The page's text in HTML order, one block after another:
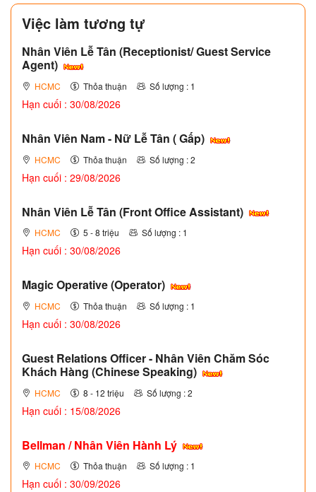
Việc làm tương tự
Nhân Viên Lễ Tân (Receptionist/ Guest Service
Agent)
HCMC Thỏa thuận Số lượng : 1
Hạn cuối : 30/08/2026
Nhân Viên Nam - Nữ Lễ Tân ( Gấp)
HCMC Thỏa thuận Số lượng : 2
Hạn cuối : 29/08/2026
Nhân Viên Lễ Tân (Front Office Assistant)
HCMC 5 - 8 triệu Số lượng : 1
Hạn cuối : 30/08/2026
Magic Operative (Operator)
HCMC Thỏa thuận Số lượng : 1
Hạn cuối : 30/08/2026
Guest Relations Officer - Nhân Viên Chăm Sóc
Khách Hàng (Chinese Speaking)
HCMC 8 - 12 triệu Số lượng : 2
Hạn cuối : 15/08/2026
Bellman / Nhân Viên Hành Lý
HCMC Thỏa thuận Số lượng : 1
Hạn cuối : 30/09/2026